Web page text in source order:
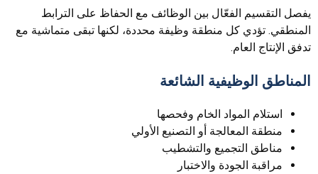
يفصل التقسيم الفعّال بين الوظائف مع الحفاظ على الترابط
المنطقي. تؤدي كل منطقة وظيفة محددة، لكنها تبقى متماشية مع
تدفق الإنتاج العام.
المناطق الوظيفية الشائعة
استلام المواد الخام وفحصها
منطقة المعالجة أو التصنيع الأولي
مناطق التجميع والتشطيب
مراقبة الجودة والاختبار